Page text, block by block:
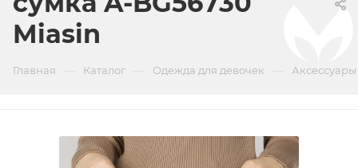
Miasin
Главная Каталог Одежда для девочек